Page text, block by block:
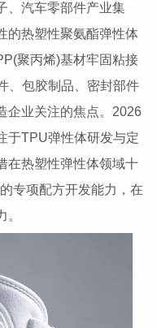
、汽车零部件产业集
的热塑性聚氨酯弹性体
聚丙烯)基材牢固粘接
、包胶制品、密封部件
企业关注的焦点。2026
于TPU弹性体研发与定
在热塑性弹性体领域十
专项配方开发能力，在